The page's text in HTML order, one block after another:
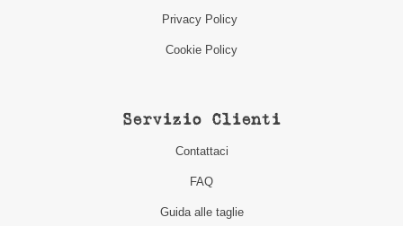
Privacy Policy
Cookie Policy
Servizio Clienti
Contattaci
FAQ
Guida alle taglie